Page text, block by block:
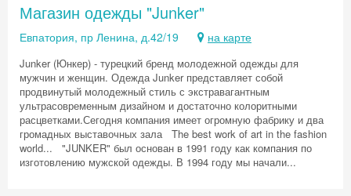
Магазин одежды "Junker"
Евпатория, пр Ленина, д.42/19 на карте
Junker (Юнкер) - турецкий бренд молодежной одежды для
мужчин и женщин. Одежда Junker представляет собой
продвинутый молодежный стиль с экстравагантным
ультрасовременным дизайном и достаточно колоритными
расцветками.Сегодня компания имеет огромную фабрику и два
громадных выставочных зала The best work of art in the fashion
world... "JUNKER" был основан в 1991 году как компания по
изготовлению мужской одежды. В 1994 году мы начали...